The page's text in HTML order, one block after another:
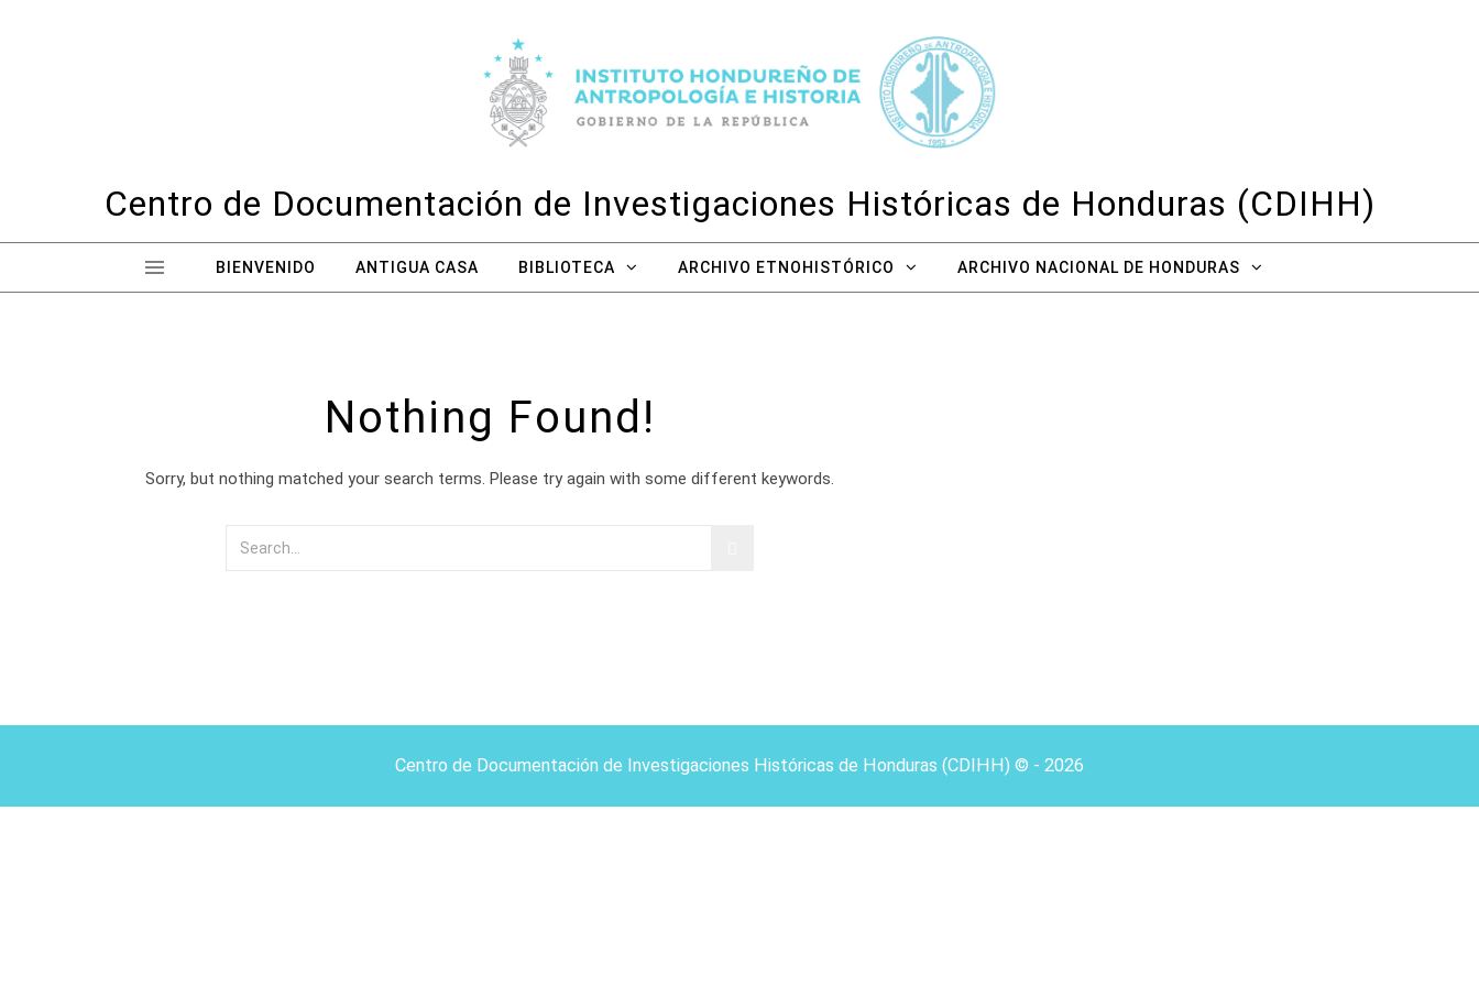
Centro de Documentación de Investigaciones Históricas de Honduras (CDIHH)
BIENVENIDO ANTIGUA CASA BIBLIOTECA ARCHIVO ETNOHISTÓRICO ARCHIVO NACIONAL DE HONDURAS
Nothing Found!
Sorry, but nothing matched your search terms. Please try again with some different keywords.
Centro de Documentación de Investigaciones Históricas de Honduras (CDIHH) © - 2026